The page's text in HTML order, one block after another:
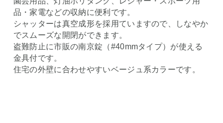
品・家電などの収納に便利です。
シャッターは真空成形を採用ていますので、しなやか
でスムーズな開閉ができます。
盗難防止に市販の南京錠（#40mmタイプ）が使える
金具付です。
住宅の外壁に合わせやすいベージュ系カラーです。